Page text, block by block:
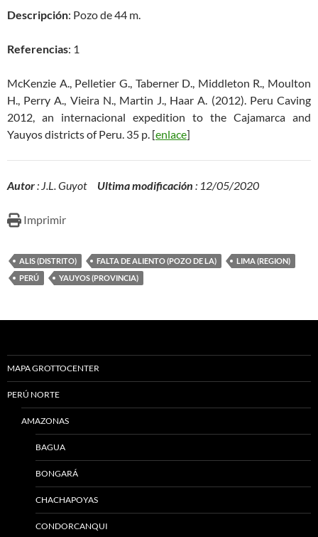
Descripción: Pozo de 44 m.
Referencias: 1
McKenzie A., Pelletier G., Taberner D., Middleton R., Moulton
H., Perry A., Vieira N., Martin J., Haar A. (2012). Peru Caving
2012, an internacional expedition to the Cajamarca and
Yauyos districts of Peru. 35 p. [enlace]
Autor: J.L. Guyot Ultima modificación : 12/05/2020
Imprimir
ALIS (DISTRITO) FALTA DE ALIENTO (POZO DE LA)
LIMA (REGION)
PERÚ
YAUYOS (PROVINCIA)
MAPA GROTTOCENTER
PERÚ NORTE
AMAZONAS
BAGUA
BONGARÁ
CHACHAPOYAS
CONDORCANQUI